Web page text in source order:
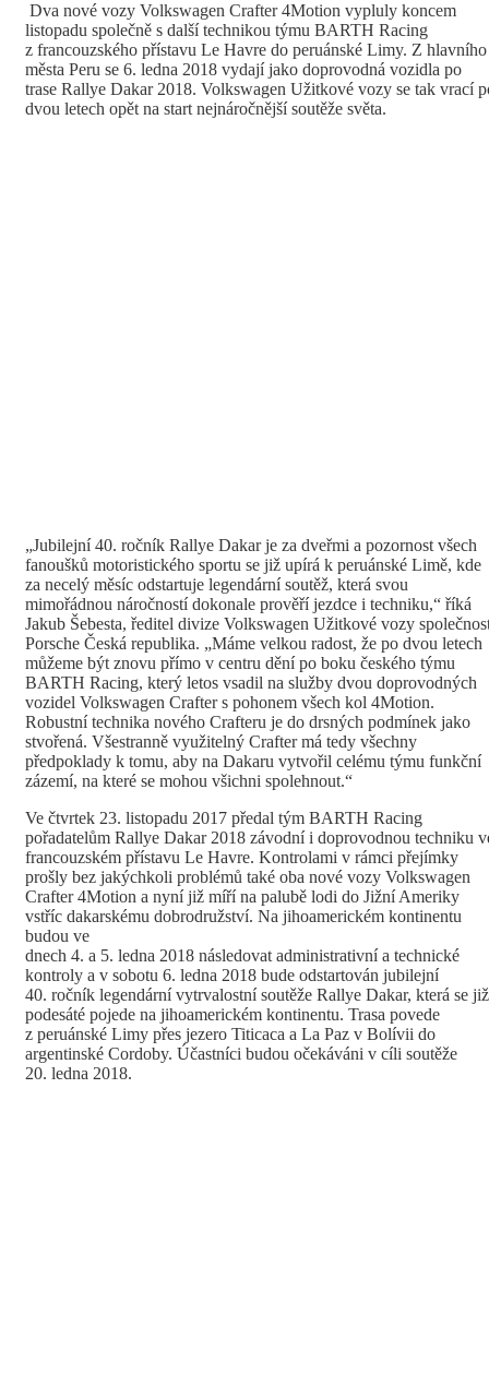
Dva nové vozy Volkswagen Crafter 4Motion vypluly koncem
listopadu společně s další technikou týmu BARTH Racing
z francouzského přístavu Le Havre do peruánské Limy. Z hlavního
města Peru se 6. ledna 2018 vydají jako doprovodná vozidla po
trase Rallye Dakar 2018. Volkswagen Užitkové vozy se tak vrací
dvou letech opět na start nejnáročnější soutěže světa.
„Jubilejní 40. ročník Rallye Dakar je za dveřmi a pozornost všech
fanoušků motoristického sportu se již upírá k peruánské Limě, kde
za necelý měsíc odstartuje legendární soutěž, která svou
mimořádnou náročností dokonale prověří jezdce i techniku,“ říká
Jakub Šebesta, ředitel divize Volkswagen Užitkové vozy
Porsche Česká republika. „Máme velkou radost, že po dvou letech
můžeme být znovu přímo v centru dění po boku českého týmu
BARTH Racing, který letos vsadil na služby dvou doprovodných
vozidel Volkswagen Crafter s pohonem všech kol 4Motion.
Robustní technika nového Crafteru je do drsných podmínek jako
stvořená. Všestranně využitelný Crafter má tedy všechny
předpoklady k tomu, aby na Dakaru vytvořil celému týmu funkční
zázemí, na které se mohou všichni spolehnout.“
Ve čtvrtek 23. listopadu 2017 předal tým BARTH Racing
pořadatelům Rallye Dakar 2018 závodní i doprovodnou techniku
francouzském přístavu Le Havre. Kontrolami v rámci přejímky
prošly bez jakýchkoli problémů také oba nové vozy Volkswagen
Crafter 4Motion a nyní již míří na palubě lodi do Jižní Ameriky
vstříc dakarskému dobrodružství. Na jihoamerickém kontinentu
budou ve
dnech 4. a 5. ledna 2018 následovat administrativní a technické
kontroly a v sobotu 6. ledna 2018 bude odstartován jubilejní
40. ročník legendární vytrvalostní soutěže Rallye Dakar, která se již
podesáté pojede na jihoamerickém kontinentu. Trasa povede
z peruánské Limy přes jezero Titicaca a La Paz v Bolívii do
argentinské Cordoby. Účastníci budou očekáváni v cíli soutěže
20. ledna 2018.